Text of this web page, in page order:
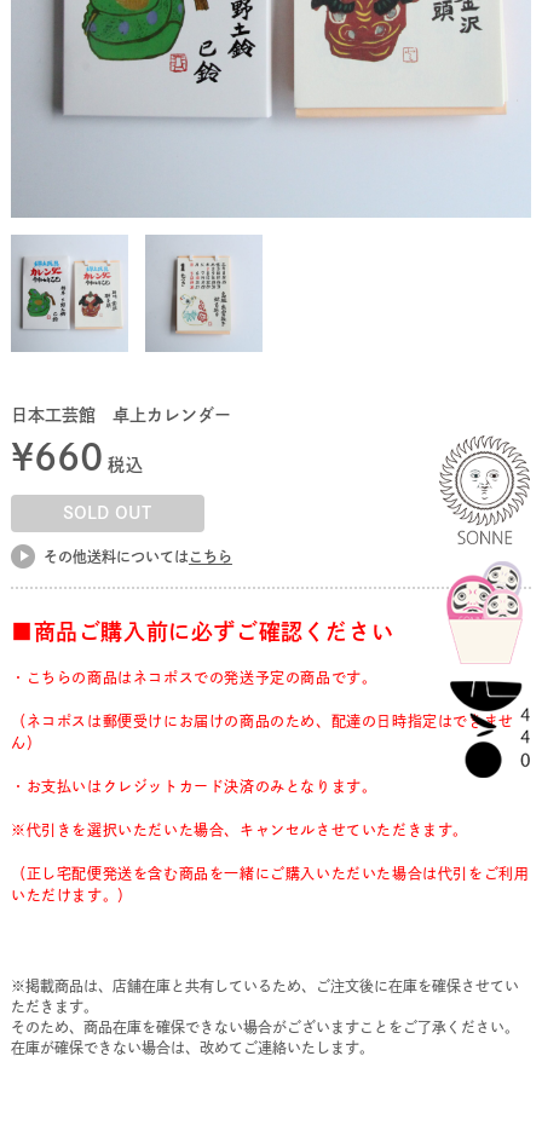
日本工芸館 卓上カレンダー
¥660 税込
SOLD OUT
その他送料については こちら
■商品ご購入前に必ずご確認ください
・こちらの商品はネコポスでの発送予定の商品です。
（ネコポスは郵便受けにお届けの商品のため、配達の日時指定はできませ
ん）
・お支払いはクレジットカード決済のみとなります。
※代引きを選択いただいた場合、キャンセルさせていただきます。
（正し宅配便発送を含む商品を一緒にご購入いただいた場合は代引をご利用
いただけます。）
※掲載商品は、店舗在庫と共有しているため、ご注文後に在庫を確保させてい
ただきます。
そのため、商品在庫を確保できない場合がございますことをご了承ください。
在庫が確保できない場合は、改めてご連絡いたします。